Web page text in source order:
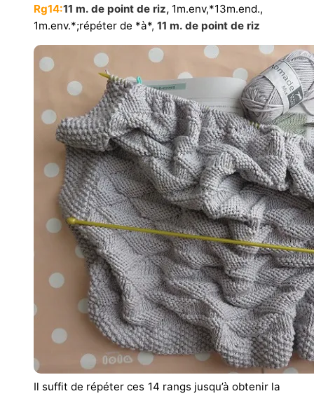
Rg14:11 m. de point de riz, 1m.env,*13m.end.,
1m.env.*;répéter de *à*, 11 m. de point de riz
Il suffit de répéter ces 14 rangs jusqu’à obtenir la